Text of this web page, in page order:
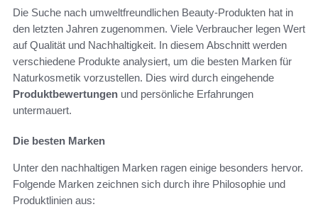
Die Suche nach umweltfreundlichen Beauty-Produkten hat in
den letzten Jahren zugenommen. Viele Verbraucher legen Wert
auf Qualität und Nachhaltigkeit. In diesem Abschnitt werden
verschiedene Produkte analysiert, um die besten Marken für
Naturkosmetik vorzustellen. Dies wird durch eingehende
Produktbewertungen und persönliche Erfahrungen
untermauert.
Die besten Marken
Unter den nachhaltigen Marken ragen einige besonders hervor.
Folgende Marken zeichnen sich durch ihre Philosophie und
Produktlinien aus: